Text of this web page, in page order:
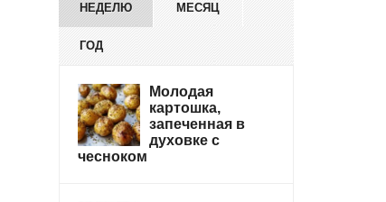
НЕДЕЛЮ МЕСЯЦ
ГОД
Молодая
картошка,
запеченная в
духовке с
чесноком